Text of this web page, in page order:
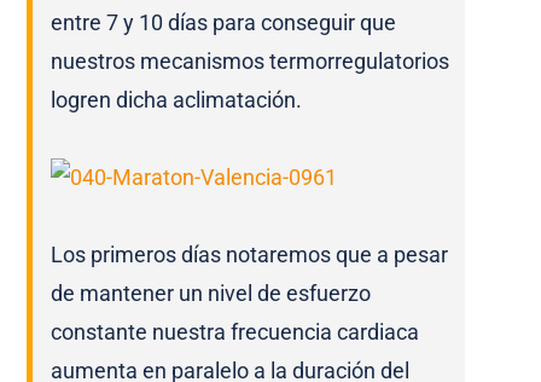
entre 7 y 10 días para conseguir que
nuestros mecanismos termorregulatorios
logren dicha aclimatación.
Los primeros días notaremos que a pesar
de mantener un nivel de esfuerzo
constante nuestra frecuencia cardiaca
aumenta en paralelo a la duración del